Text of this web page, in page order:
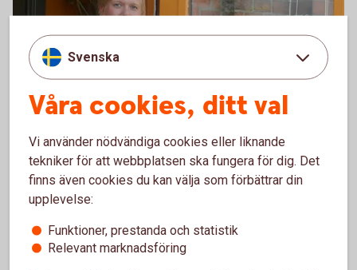
Svenska
Våra cookies, ditt val
Vi använder nödvändiga cookies eller liknande
tekniker för att webbplatsen ska fungera för dig. Det
finns även cookies du kan välja som förbättrar din
upplevelse:
Funktioner, prestanda och statistik
Relevant marknadsföring